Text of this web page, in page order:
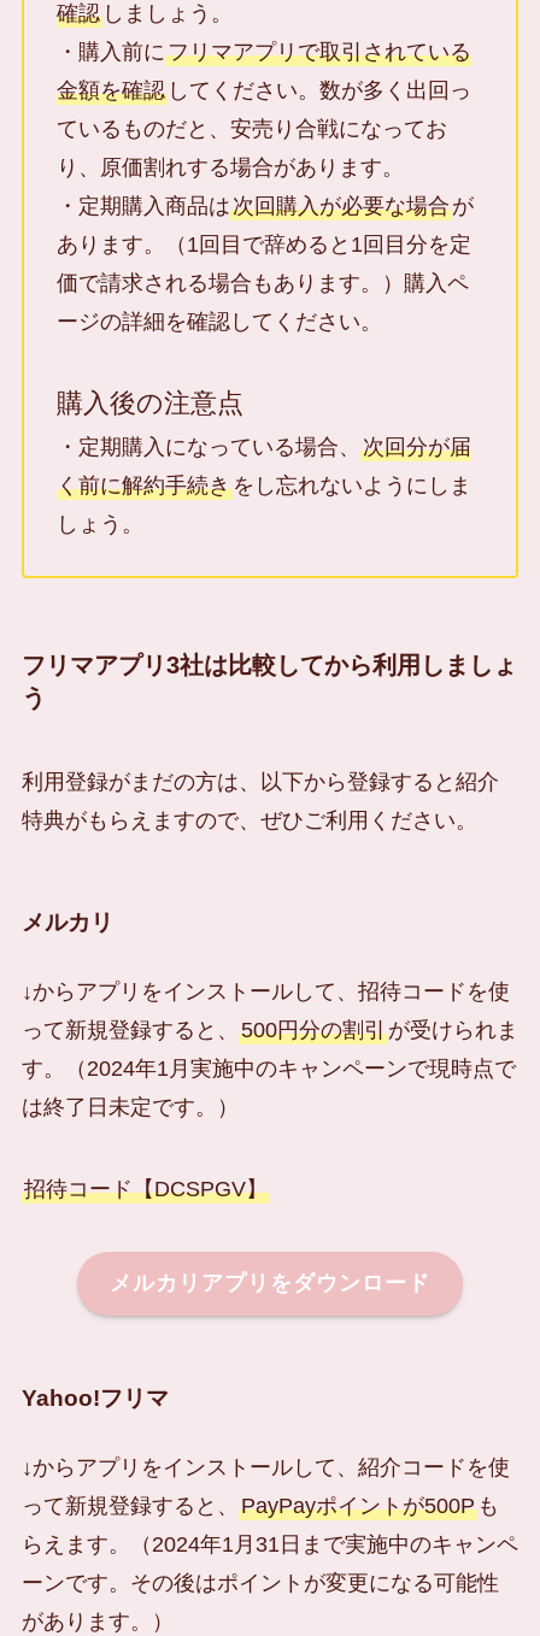
確認しましょう。
・購入前にフリマアプリで取引されている
金額を確認してください。数が多く出回っ
ているものだと、安売り合戦になってお
り、原価割れする場合があります。
・定期購入商品は次回購入が必要な場合が
あります。（1回目で辞めると1回目分を定
価で請求される場合もあります。）購入ペ
ージの詳細を確認してください。
購入後の注意点
・定期購入になっている場合、 次回分が届
く前に解約手続きをし忘れないようにしま
しょう。
フリマアプリ3社は比較してから利用しましょ
う
利用登録がまだの方は、以下から登録すると紹介
特典がもらえますので、ぜひご利用ください。
メルカリ
↓からアプリをインストールして、招待コードを使
って新規登録すると、 500円分の割引が受けられま
す。（2024年1月実施中のキャンペーンで現時点で
は終了日未定です。）
招待コード【DCSPGV】
メルカリアプリをダウンロード
Yahoo!フリマ
↓からアプリをインストールして、紹介コードを使
って新規登録すると、 PayPayポイントが500Pも
らえます。（2024年1月31日まで実施中のキャンペ
ーンです。その後はポイントが変更になる可能性
があります。）